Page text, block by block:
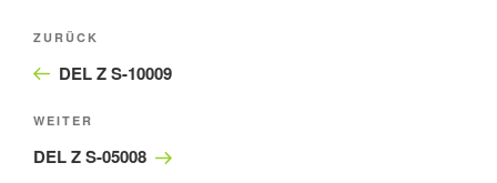
Beitragsnavigation
Vorheriger
Beitrag
ZURÜCK
DEL Z S-10009
Nächster
Beitrag
WEITER
DEL Z S-05008